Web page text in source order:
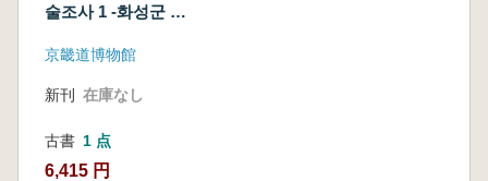
술조사 1 -화성군 해
域総合学術調査1 -華
京畿道博物館
新刊 在庫なし
古書 1 点
6,415 円